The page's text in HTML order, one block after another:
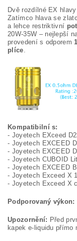
Dvě rozdílné EX
Zatímco hlava se
a lehce restriktivní
20W-35W – nejlepší
provedení s odporem
plíce.
Kompatibilní s:
- Joyetech EXceed
- Joyetech EXCEED
- Joyetech EXCEED
- Joyetech CUBOID
- Joyetech EXCEED
- Joyetech Exceed X
- Joyetech Exceed X
Podporovaný výkon:
Upozornění: Před
kapek e-liquidu přímo